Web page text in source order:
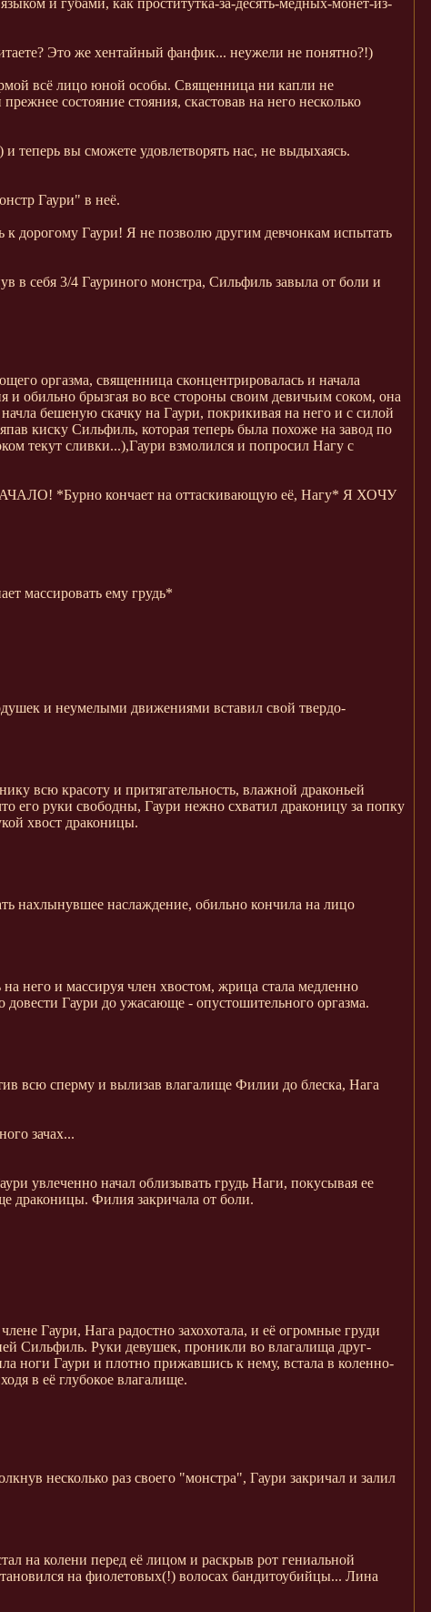
Это же хентайный фанфик... неужели не понятно?!)
всё лицо юной особы. Священница ни капли не
состояние стояния, скастовав на него несколько
теперь вы сможете удовлетворять нас, не выдыхаясь.
Гаури" в неё.
дорогому Гаури! Я не позволю другим девчонкам испытать
в себя 3/4 Гауриного монстра, Сильфиль завыла от боли и
оргазма, священница сконцентрировалась и начала
обильно брызгая во все стороны своим девичьим соком, она
бешеную скачку на Гаури, покрикивая на него и с силой
киску Сильфиль, которая теперь была похоже на завод по
текут сливки...),Гаури взмолился и попросил Нагу с
*Бурно кончает на оттаскивающую её, Нагу* Я ХОЧУ
массировать ему грудь*
и неумелыми движениями вставил свой твердо-
всю красоту и притягательность, влажной драконьей
его руки свободны, Гаури нежно схватил драконицу за попку
хвост драконицы.
нахлынувшее наслаждение, обильно кончила на лицо
него и массируя член хвостом, жрица стала медленно
Гаури до ужасающе - опустошительного оргазма.
всю сперму и вылизав влагалище Филии до блеска, Нага
зачах...
увлеченно начал облизывать грудь Наги, покусывая ее
драконицы. Филия закричала от боли.
Гаури, Нага радостно захохотала, и её огромные груди
Сильфиль. Руки девушек, проникли во влагалища друг-
ноги Гаури и плотно прижавшись к нему, встала в коленно-
в её глубокое влагалище.
несколько раз своего "монстра", Гаури закричал и залил
на колени перед её лицом и раскрыв рот гениальной
на фиолетовых(!) волосах бандитоубийцы... Лина